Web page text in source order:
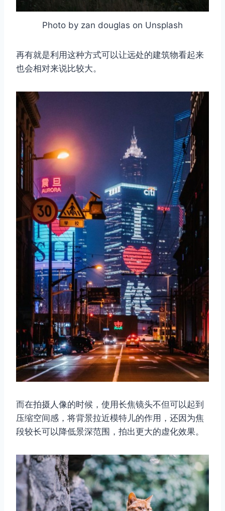
Photo by zan douglas on Unsplash
再有就是利用这种方式可以让远处的建筑物看起来
也会相对来说比较大。
而在拍摄人像的时候，使用长焦镜头不但可以起到
压缩空间感，将背景拉近模特儿的作用，还因为焦
段较长可以降低景深范围，拍出更大的虚化效果。
取消 搜索